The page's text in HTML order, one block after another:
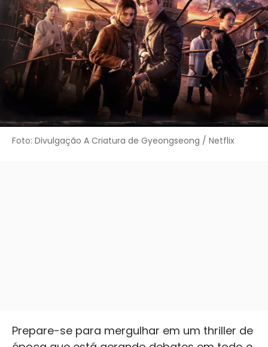
Foto: Divulgação A Criatura de Gyeongseong / Netflix
Prepare-se para mergulhar em um thriller de